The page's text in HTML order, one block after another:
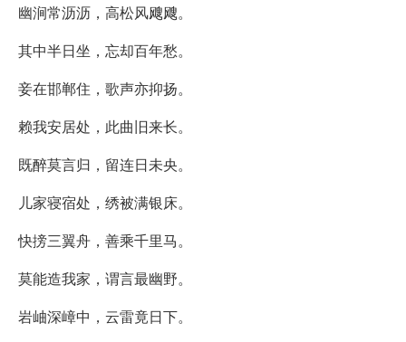
幽涧常沥沥，高松风飕飕。
其中半日坐，忘却百年愁。
妾在邯郸住，歌声亦抑扬。
赖我安居处，此曲旧来长。
既醉莫言归，留连日未央。
儿家寝宿处，绣被满银床。
快搒三翼舟，善乘千里马。
莫能造我家，谓言最幽野。
岩岫深嶂中，云雷竟日下。